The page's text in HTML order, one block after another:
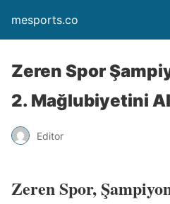
mesports.co
Zeren Spor
2. Mağlubiyetini
Editor
Zeren Spor,